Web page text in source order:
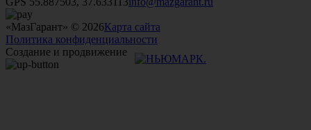
«МазГарант» © 2026Карта сайта
Политика конфиденциальности
Создание и продвижение